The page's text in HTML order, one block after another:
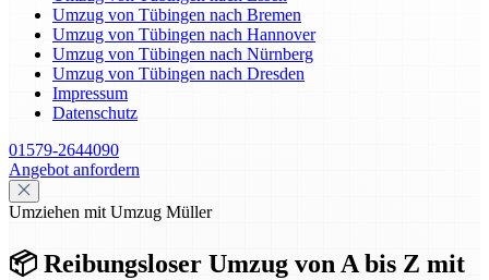
Umzug von Tübingen nach Bremen
Umzug von Tübingen nach Hannover
Umzug von Tübingen nach Nürnberg
Umzug von Tübingen nach Dresden
Impressum
Datenschutz
01579-2644090
Angebot anfordern
Umziehen mit Umzug Müller
📦 Reibungsloser Umzug von A bis Z mit